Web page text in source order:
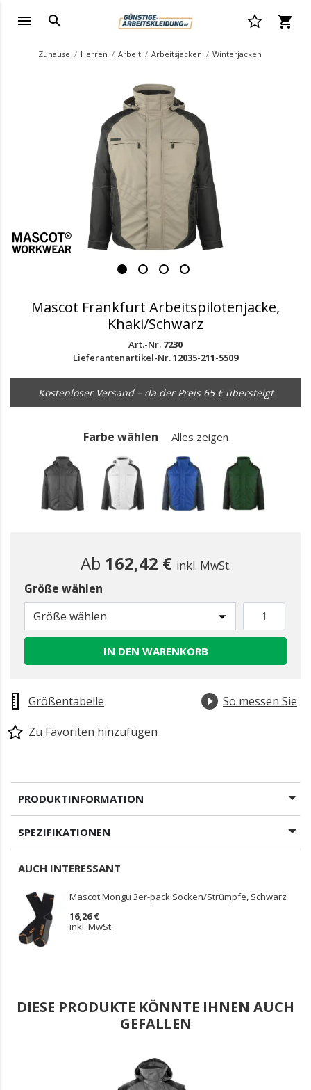
Zuhause Herren Arbeit Arbeitsjacken Winterjacken
Mascot Frankfurt Arbeitspilotenjacke,
Khaki/Schwarz
Art.-Nr. 7230
Lieferantenartikel-Nr.12035-211-5509
Kostenloser Versand – da der Preis 65 € übersteigt
Farbe wählen Alles zeigen
gewählt
Ab 162,42 € inkl. MwSt.
Größe wählen
Größe wählen
IN DEN WARENKORB
Größentabelle
So messen Sie
Zu Favoriten hinzufügen
PRODUKTINFORMATION
SPEZIFIKATIONEN
AUCH INTERESSANT
Mascot Mongu 3er-pack Socken/Strümpfe, Schwarz
16,26 €
inkl. MwSt.
DIESE PRODUKTE KÖNNTE IHNEN AUCH
GEFALLEN